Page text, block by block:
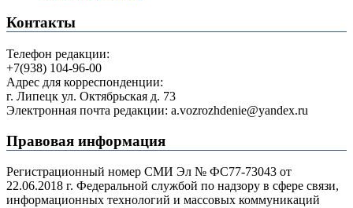
Контакты
Телефон редакции:
+7(938) 104-96-00
Адрес для корреспонденции:
г. Липецк ул. Октябрьская д. 73
Электронная почта редакции: a.vozrozhdenie@yandex.ru
Правовая информация
Регистрационный номер СМИ Эл № ФС77-73043 от
22.06.2018 г. Федеральной службой по надзору в сфере связи,
информационных технологий и массовых коммуникаций